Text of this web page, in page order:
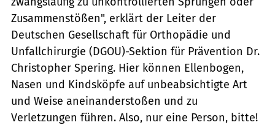
Zusammenstößen", erklärt der Leiter der
Deutschen Gesellschaft für Orthopädie und
Unfallchirurgie (DGOU)-Sektion für Prävention Dr.
Christopher Spering. Hier können Ellenbogen,
Nasen und Kindsköpfe auf unbeabsichtigte Art
und Weise aneinanderstoßen und zu
Verletzungen führen. Also, nur eine Person, bitte!